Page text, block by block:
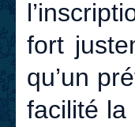
fort
qu’un
facilité la